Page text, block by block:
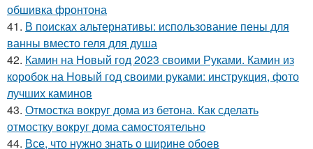
обшивка фронтона
41. В поисках альтернативы: использование пены для
ванны вместо геля для душа
42. Камин на Новый год 2023 своими Руками. Камин из
коробок на Новый год своими руками: инструкция, фото
лучших каминов
43. Отмостка вокруг дома из бетона. Как сделать
отмостку вокруг дома самостоятельно
44. Все, что нужно знать о ширине обоев